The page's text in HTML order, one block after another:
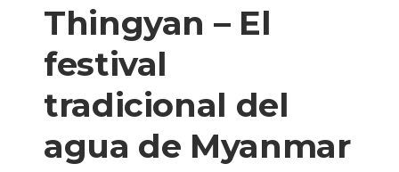
Thingyan – El
festival
tradicional del
agua de Myanmar